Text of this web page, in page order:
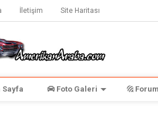
İletişim Site Haritası
Sayfa Foto Galeri Forum